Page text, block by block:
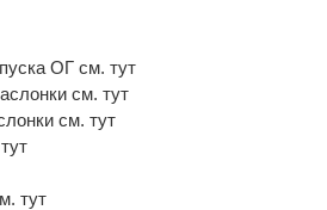
ОГ см. тут
см. тут
см. тут
тут